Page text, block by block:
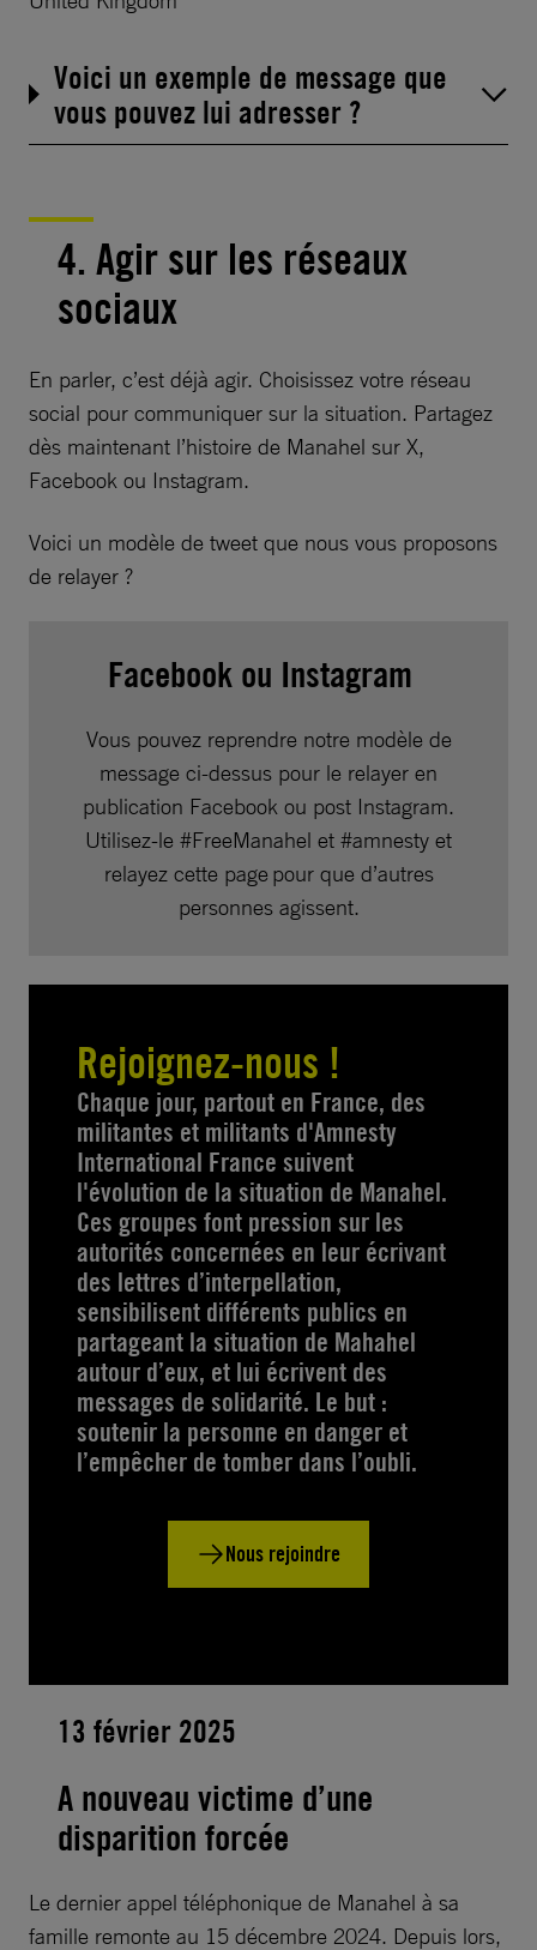
Voici un exemple de message que
vous pouvez lui adresser ?
4. Agir sur les réseaux
sociaux
En parler, c’est déjà agir. Choisissez votre réseau
social pour communiquer sur la situation. Partagez
dès maintenant l’histoire de Manahel sur X,
Facebook ou Instagram.
Voici un modèle de tweet que nous vous proposons
de relayer ?
Facebook ou Instagram
Vous pouvez reprendre notre modèle de
message ci-dessus pour le relayer en
publication Facebook ou post Instagram.
Utilisez-le #FreeManahel et #amnesty et
relayez cette page pour que d’autres
personnes agissent.
Rejoignez-nous !
Chaque jour, partout en France, des
militantes et militants d'Amnesty
International France suivent
l'évolution de la situation de Manahel.
Ces groupes font pression sur les
autorités concernées en leur écrivant
des lettres d’interpellation,
sensibilisent différents publics en
partageant la situation de Mahahel
autour d’eux, et lui écrivent des
messages de solidarité. Le but :
soutenir la personne en danger et
l’empêcher de tomber dans l’oubli.
Nous rejoindre
13 février 2025
A nouveau victime d’une
disparition forcée
Le dernier appel téléphonique de Manahel à sa
famille remonte au 15 décembre 2024. Depuis lors,